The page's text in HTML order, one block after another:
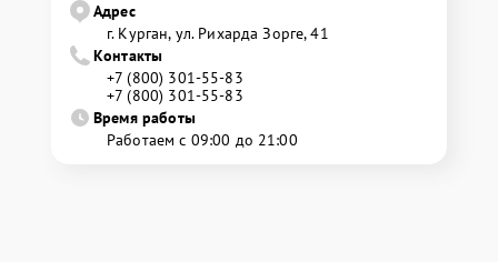
Адрес
г. Курган, ул. Рихарда Зорге, 41
Контакты
+7 (800) 301-55-83
+7 (800) 301-55-83
Время работы
Работаем с 09:00 до 21:00